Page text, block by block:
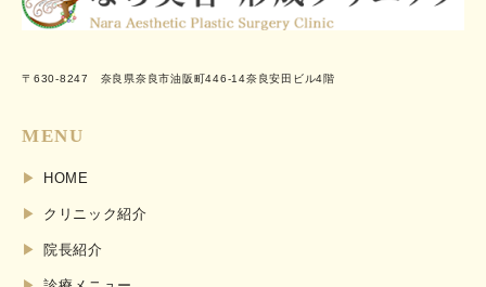
〒630-8247 奈良県奈良市油阪町446-14奈良安田ビル4階
MENU
HOME
クリニック紹介
院長紹介